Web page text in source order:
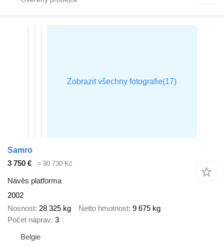
Samro
3 750 €
≈ 90 730 Kč
Návěs platforma
2002
Nosnost 28 325 kg Netto hmotnost 9 675 kg
Počet náprav 3
Belgie